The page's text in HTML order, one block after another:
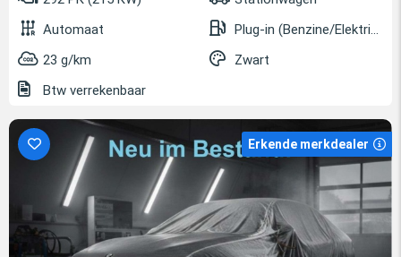
Automaat
Plug-in (Benzine/Elektrisch)
23 g/km
Zwart
Btw verrekenbaar
Erkende merkdealer